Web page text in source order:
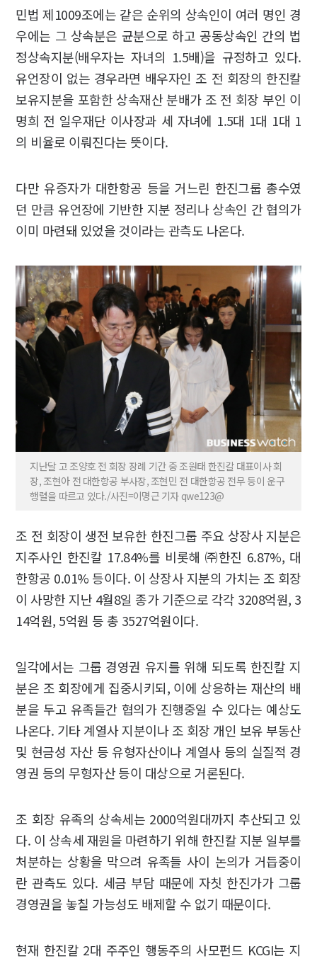
민법 제1009조에는 같은 순위의 상속인이 여러 명인 경
우에는 그 상속분은 균분으로 하고 공동상속인 간의 법
정상속지분(배우자는 자녀의 1.5배)을 규정하고 있다.
유언장이 없는 경우라면 배우자인 조 전 회장의 한진칼
보유지분을 포함한 상속재산 분배가 조 전 회장 부인 이
명희 전 일우재단 이사장과 세 자녀에 1.5대 1대 1대 1
의 비율로 이뤄진다는 뜻이다.
다만 유증자가 대한항공 등을 거느린 한진그룹 총수였
던 만큼 유언장에 기반한 지분 정리나 상속인 간 협의가
이미 마련돼 있었을 것이라는 관측도 나온다.
지난달 고 조양호 전 회장 장례 기간 중 조원태 한진칼 대표이사 회
장, 조현아 전 대한항공 부사장, 조현민 전 대한항공 전무 등이 운구
행렬을 따르고 있다./사진=이명근 기자 qwe123@
조 전 회장이 생전 보유한 한진그룹 주요 상장사 지분은
지주사인 한진칼 17.84%를 비롯해 ㈜한진 6.87%, 대
한항공 0.01% 등이다. 이 상장사 지분의 가치는 조 회장
이 사망한 지난 4월8일 종가 기준으로 각각 3208억원, 3
14억원, 5억원 등 총 3527억원이다.
일각에서는 그룹 경영권 유지를 위해 되도록 한진칼 지
분은 조 회장에게 집중시키되, 이에 상응하는 재산의 배
분을 두고 유족들간 협의가 진행중일 수 있다는 예상도
나온다. 기타 계열사 지분이나 조 회장 개인 보유 부동산
및 현금성 자산 등 유형자산이나 계열사 등의 실질적 경
영권 등의 무형자산 등이 대상으로 거론된다.
조 회장 유족의 상속세는 2000억원대까지 추산되고 있
다. 이 상속세 재원을 마련하기 위해 한진칼 지분 일부를
처분하는 상황을 막으려 유족들 사이 논의가 거듭중이
란 관측도 있다. 세금 부담 때문에 자칫 한진가가 그룹
경영권을 놓칠 가능성도 배제할 수 없기 때문이다.
현재 한진칼 2대 주주인 행동주의 사모펀드 KCGI는 지